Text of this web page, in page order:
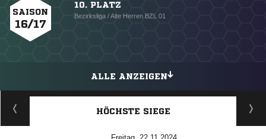
SAISON
16/17
10. PLATZ
Bezirksliga / Alte Herren BZL 01
ALLE ANZEIGEN
HÖCHSTE SIEGE